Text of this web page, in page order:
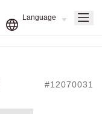
#12070031